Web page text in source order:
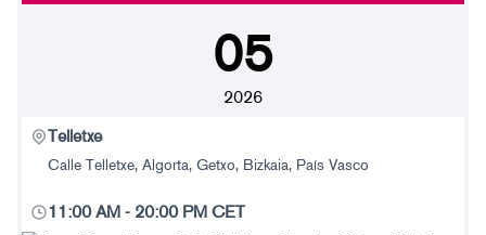
05
2026
Telletxe
Calle Telletxe, Algorta, Getxo, Bizkaia, País Vasco
11:00 AM - 20:00 PM CET